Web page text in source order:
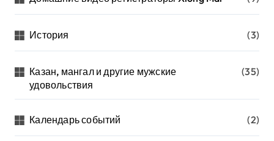
История (3)
Казан, мангал и другие мужские
удовольствия
(35)
Календарь событий (2)